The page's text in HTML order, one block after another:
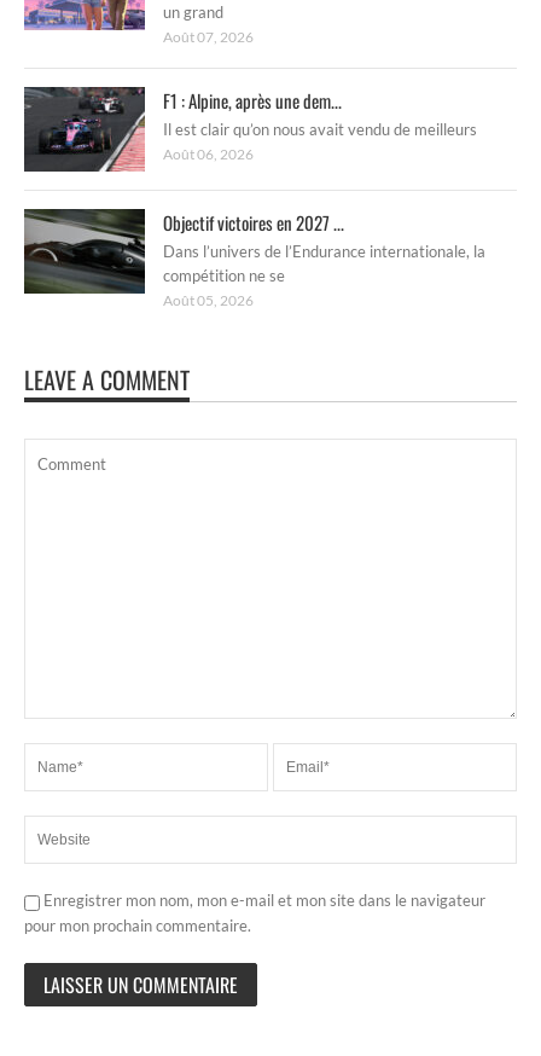
un grand
Août 07, 2026
F1 : Alpine, après une dem...
Il est clair qu’on nous avait vendu de meilleurs
Août 06, 2026
Objectif victoires en 2027 ...
Dans l’univers de l’Endurance internationale, la
compétition ne se
Août 05, 2026
LEAVE A COMMENT
Enregistrer mon nom, mon e-mail et mon site dans le navigateur
pour mon prochain commentaire.